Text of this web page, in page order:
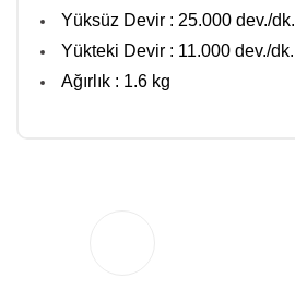
Yüksüz Devir : 25.000 dev./dk.
Yükteki Devir : 11.000 dev./dk.
Ağırlık : 1.6 kg